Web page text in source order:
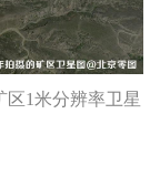
区1米分辨率卫星